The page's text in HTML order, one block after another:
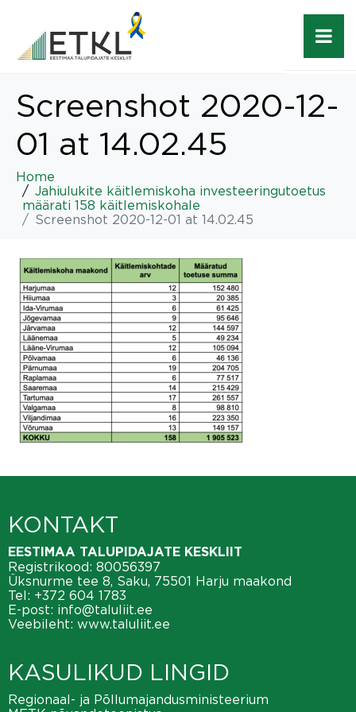
Screenshot 2020-12-
01 at 14.02.45
Home
Jahiulukite käitlemiskoha investeeringutoetus
määrati 158 käitlemiskohale
Screenshot 2020-12-01 at 14.02.45
KONTAKT
EESTIMAA TALUPIDAJATE KESKLIIT
Registrikood: 80056397
Üksnurme tee 8, Saku, 75501 Harju maakond
Tel: +372 604 1783
E-post: info@taluliit.ee
Veebileht: www.taluliit.ee
KASULIKUD LINGID
Regionaal- ja Põllumajandusministeerium